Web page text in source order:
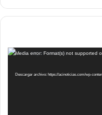
Reproductor
vídeo
Media error: Format(s) not supported
Descargar archivo: https://acinoticias.com/wp-